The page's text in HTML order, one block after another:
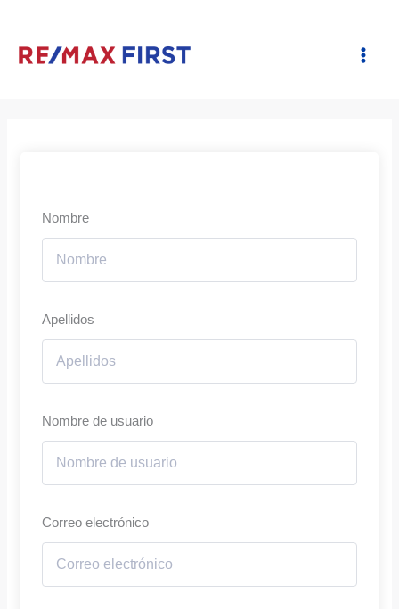
contenido
Nombre
Apellidos
Nombre de usuario
Correo electrónico